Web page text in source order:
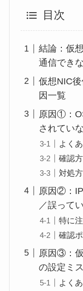
目次
結論：仮
通信でき
仮想NIC
因一覧
原因①：
されてい
よく
確認
対処
原因②：
／誤って
特に
確認
原因③：
の設定ミス
よく